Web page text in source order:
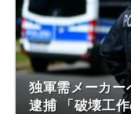
独軍需メーカー
逮捕 「破壊工